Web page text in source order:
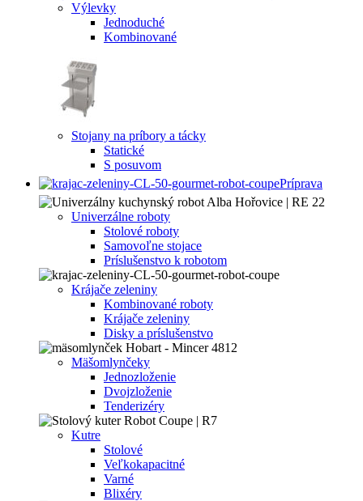
Výlevky
Jednoduché
Kombinované
Stojany na príbory a tácky
Statické
S posuvom
Príprava
Univerzálne roboty
Stolové roboty
Samovoľne stojace
Príslušenstvo k robotom
Krájače zeleniny
Kombinované roboty
Krájače zeleniny
Disky a príslušenstvo
Mäšomlynčeky
Jednozloženie
Dvojzloženie
Tenderizéry
Kutre
Stolové
Veľkokapacitné
Varné
Blixéry